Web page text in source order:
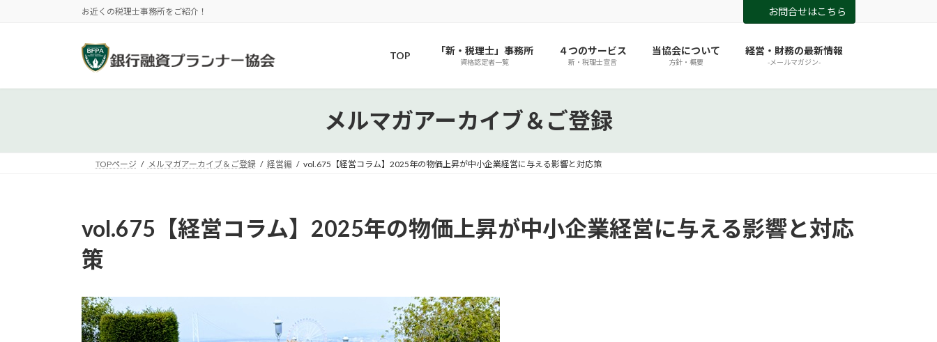
へ
ョ
お近くの税理士事務所をご紹介！ お問合せはこちら
TOP 「新・税理士」事務所
資格認定者一覧
４つのサービス
新・税理士宣言
当協会について
方針・概要
経営・財務の最新情報
-メールマガジン-
メルマガアーカイブ＆ご登録
TOPページ メルマガアーカイブ＆ご登録 経営編 vol.675【経営コラム】2025年の物価上昇が中小企業経営に与える影響と対応策
vol.675【経営コラム】2025年の物価上昇が中小企業経営に与える影響と対応
策